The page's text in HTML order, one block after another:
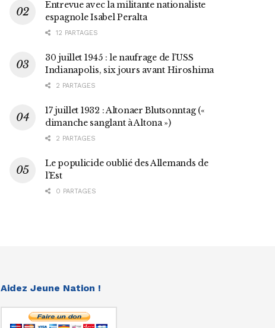
Entrevue avec la militante nationaliste
espagnole Isabel Peralta
12 PARTAGES
30 juillet 1945 : le naufrage de l’USS
Indianapolis, six jours avant Hiroshima
2 PARTAGES
17 juillet 1932 : Altonaer Blutsonntag («
dimanche sanglant à Altona »)
2 PARTAGES
Le populicide oublié des Allemands de
l’Est
0 PARTAGES
Aidez Jeune Nation !